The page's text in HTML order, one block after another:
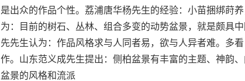
是出众的作品个性。荔浦唐华杨先生的经验：小苗捆绑莳
为：目前的树石、丛林、组合多变的动势盆景，就是颇具
先先生认为：作品风格求与人同者易，欲与人异者难。多
作。山东范义成先生提出：侧柏盆景有丰富的主题、神韵
盆景的风格和流派